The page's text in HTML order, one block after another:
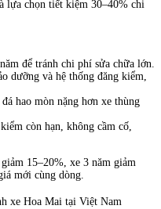
lựa chọn tiết kiệm 30–40% chi
để tránh chi phí sửa chữa lớn.
dưỡng và hệ thống đăng kiểm,
hao mòn nặng hơn xe thùng
còn hạn, không cầm cố,
15–20%, xe 3 năm giảm
mới cùng dòng.
xe Hoa Mai tại Việt Nam